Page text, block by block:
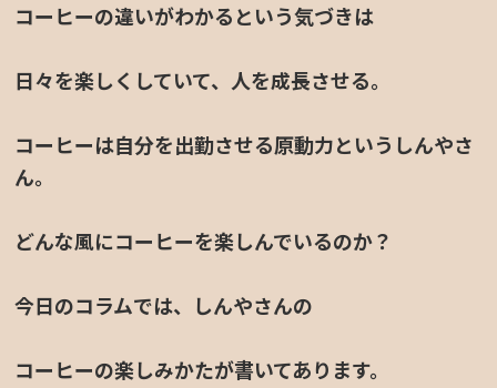
コーヒーの違いがわかるという気づきは
日々を楽しくしていて、人を成長させる。
コーヒーは自分を出勤させる原動力というしんやさ
ん。
どんな風にコーヒーを楽しんでいるのか？
今日のコラムでは、しんやさんの
コーヒーの楽しみかたが書いてあります。